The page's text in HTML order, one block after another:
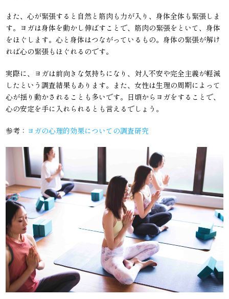
また、心が緊張すると自然と筋肉も力が入り、身体全体も緊張しま
す。ヨガは身体を動かし伸ばすことで、筋肉の緊張をといて、身体
をほぐします。心と身体はつながっているもの。身体の緊張が解け
れば心の緊張もほぐれるのです。
実際に、ヨガは前向きな気持ちになり、対人不安や完全主義が軽減
したという調査結果もあります。また、女性は生理の周期によって
心が揺り動かされることも多いです。日頃からヨガをすることで、
心の安定を手に入れられるとも言えるでしょう。
参考： ヨガの心理的効果についての調査研究